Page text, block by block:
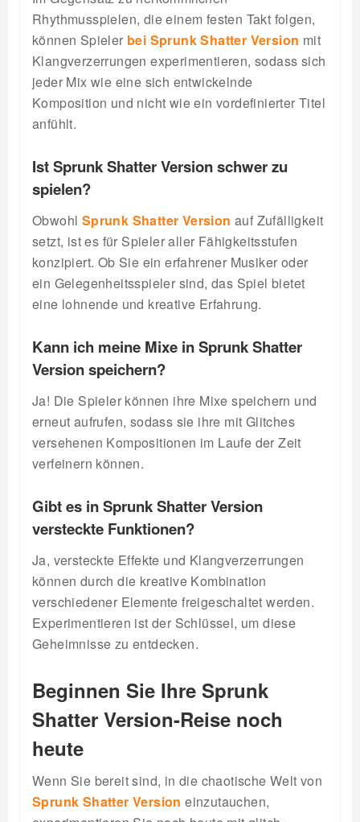
Rhythmusspielen, die einem festen Takt folgen,
können Spieler bei Sprunk Shatter Version mit
Klangverzerrungen experimentieren, sodass sich
jeder Mix wie eine sich entwickelnde
Komposition und nicht wie ein vordefinierter Titel
anfühlt.
Ist Sprunk Shatter Version schwer zu
spielen?
Obwohl Sprunk Shatter Version auf Zufälligkeit
setzt, ist es für Spieler aller Fähigkeitsstufen
konzipiert. Ob Sie ein erfahrener Musiker oder
ein Gelegenheitsspieler sind, das Spiel bietet
eine lohnende und kreative Erfahrung.
Kann ich meine Mixe in Sprunk Shatter
Version speichern?
Ja! Die Spieler können ihre Mixe speichern und
erneut aufrufen, sodass sie ihre mit Glitches
versehenen Kompositionen im Laufe der Zeit
verfeinern können.
Gibt es in Sprunk Shatter Version
versteckte Funktionen?
Ja, versteckte Effekte und Klangverzerrungen
können durch die kreative Kombination
verschiedener Elemente freigeschaltet werden.
Experimentieren ist der Schlüssel, um diese
Geheimnisse zu entdecken.
Beginnen Sie Ihre Sprunk
Shatter Version-Reise noch
heute
Wenn Sie bereit sind, in die chaotische Welt von
Sprunk Shatter Version einzutauchen,